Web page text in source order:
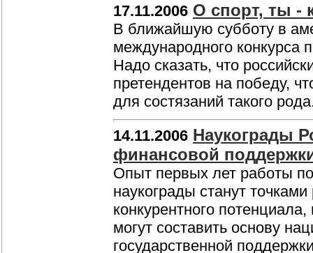
17.11.2006 О спорт, ты -
В ближайшую субботу в
международного конкурса
Надо сказать, что
претендентов на победу,
для состязаний такого
14.11.2006 Наукограды
финансовой
Опыт первых лет работы
наукограды станут
конкурентного
могут составить основу
государственной